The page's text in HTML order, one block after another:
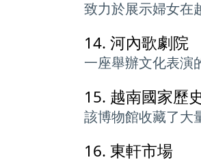
致力於展示婦女在
14. 河內歌劇院
一座舉辦文化表演
15. 越南國家歷
該博物館收藏了大
16. 東軒市場